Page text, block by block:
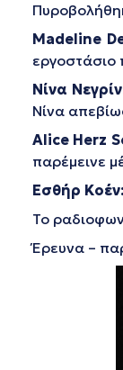
Madeline
Νίνα
Νίνα
Alice Herz
παρέμεινε
Εσθήρ Κοέν:
Το
Έρευνα –